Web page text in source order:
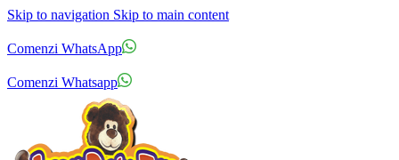
Skip to navigation Skip to main content
Comenzi WhatsApp
Comenzi Whatsapp